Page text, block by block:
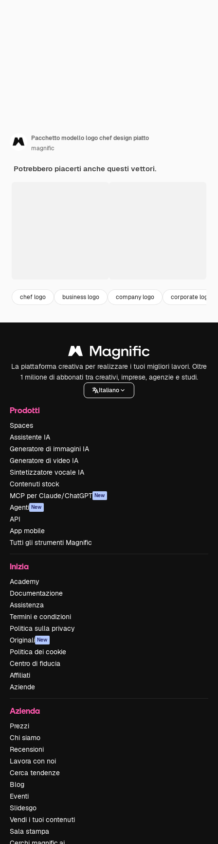
Pacchetto modello logo chef design piatto
magnific
Potrebbero piacerti anche questi vettori.
chef logo business logo company logo corporate logo
La piattaforma creativa per realizzare i tuoi migliori lavori. Oltre
1 milione di abbonati tra creativi, imprese, agenzie e studi.
Italiano
Prodotti
Spaces
Assistente IA
Generatore di immagini IA
Generatore di video IA
Sintetizzatore vocale IA
Contenuti stock
MCP per Claude/ChatGPT New
Agenti New
API
App mobile
Tutti gli strumenti Magnific
Inizia
Academy
Documentazione
Assistenza
Termini e condizioni
Politica sulla privacy
Originali New
Politica dei cookie
Centro di fiducia
Affiliati
Aziende
Azienda
Prezzi
Chi siamo
Recensioni
Lavora con noi
Cerca tendenze
Blog
Eventi
Slidesgo
Vendi i tuoi contenuti
Sala stampa